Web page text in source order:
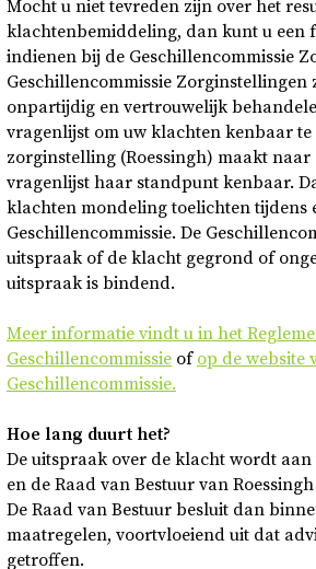
Mocht u niet tevreden zijn over het
klachtenbemiddeling, dan kunt u een
indienen bij de Geschillencommissie
Geschillencommissie Zorginstellingen
onpartijdig en vertrouwelijk
vragenlijst om uw klachten kenbaar te
zorginstelling (Roessingh) maakt
vragenlijst haar standpunt kenbaar.
klachten mondeling toelichten tijdens
Geschillencommissie. De
uitspraak of de klacht gegrond of
uitspraak is bindend.
Meer informatie vindt u in het
Geschillencommissie of op de website
Geschillencommissie.
Hoe lang duurt het?
De uitspraak over de klacht wordt
en de Raad van Bestuur van
De Raad van Bestuur besluit dan
maatregelen, voortvloeiend uit dat
getroffen.